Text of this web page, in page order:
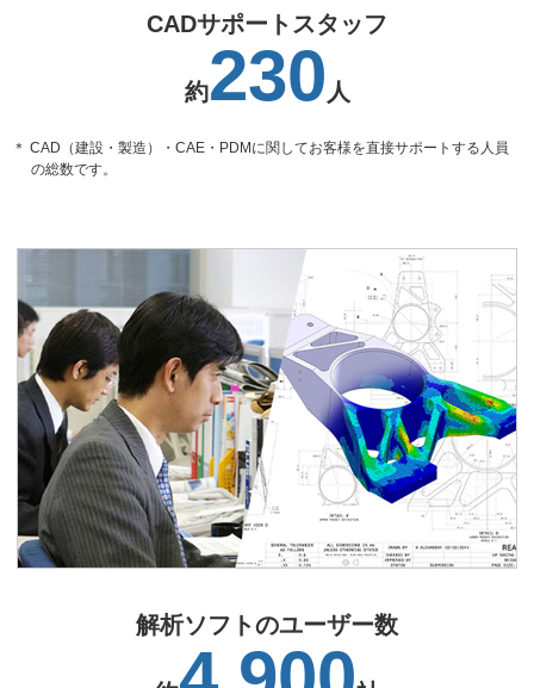
CADサポートスタッフ
約230人
＊ CAD（建設・製造）・CAE・PDMに関してお客様を直接サポートする人員
の総数です。
解析ソフトのユーザー数